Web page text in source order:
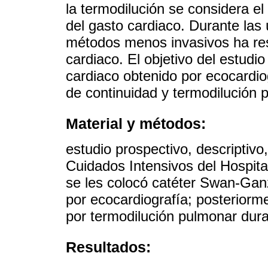
la termodilución se considera
del gasto cardiaco. Durante
métodos menos invasivos ha
cardiaco. El objetivo del
cardiaco obtenido por
de continuidad y termodilución
Material y métodos:
estudio prospectivo,
Cuidados Intensivos del
se les colocó catéter Swan-
por ecocardiografía;
por termodilución pulmonar
Resultados: